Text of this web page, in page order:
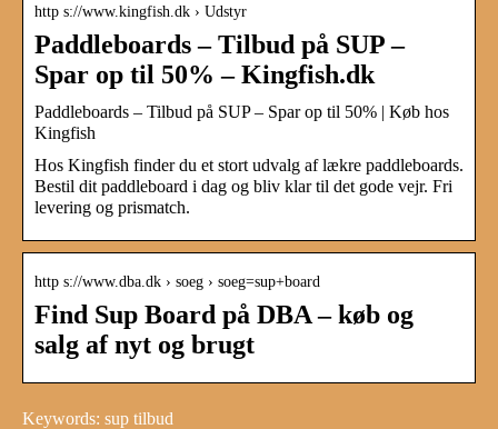
http s://www.kingfish.dk › Udstyr
Paddleboards – Tilbud på SUP –
Spar op til 50% – Kingfish.dk
Paddleboards – Tilbud på SUP – Spar op til 50% | Køb hos
Kingfish
Hos Kingfish finder du et stort udvalg af lækre paddleboards.
Bestil dit paddleboard i dag og bliv klar til det gode vejr. Fri
levering og prismatch.
http s://www.dba.dk › soeg › soeg=sup+board
Find Sup Board på DBA – køb og
salg af nyt og brugt
Keywords: sup tilbud